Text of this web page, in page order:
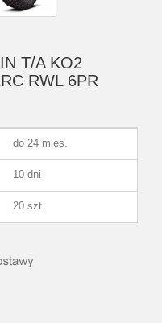
T/A KO2
RWL 6PR
do 24 mies.
10 dni
20 szt.